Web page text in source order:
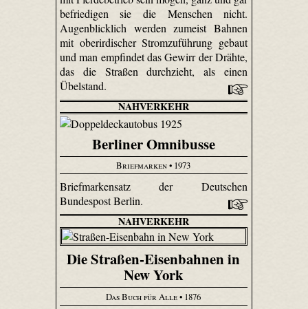
befriedigen sie die Menschen nicht.
Augenblicklich werden zumeist Bahnen
mit oberirdischer Stromzuführung gebaut
und man empfindet das Gewirr der Drähte,
das die Straßen durchzieht, als einen
Übelstand.
NAHVERKEHR
Berliner Omnibusse
Briefmarken• 1973
Briefmarkensatz der Deutschen
Bundespost Berlin.
NAHVERKEHR
Die Straßen-Eisenbahnen in
New York
Das Buch für Alle• 1876